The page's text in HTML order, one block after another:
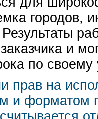
городов,
и
по
прав на
и форматом